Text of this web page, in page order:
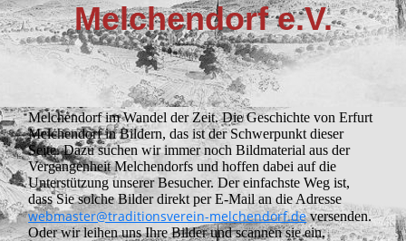
Melchendorf e.V.
Melchendorf im Wandel der Zeit. Die Geschichte von Erfurt
Melchendorf in Bildern, das ist der Schwerpunkt dieser
Seite. Dazu suchen wir immer noch Bildmaterial aus der
Vergangenheit Melchendorfs und hoffen dabei auf die
Unterstützung unserer Besucher. Der einfachste Weg ist,
dass Sie solche Bilder direkt per E-Mail an die Adresse
webmaster@traditionsverein-melchendorf.de versenden.
Oder wir leihen uns Ihre Bilder und scannen sie ein.